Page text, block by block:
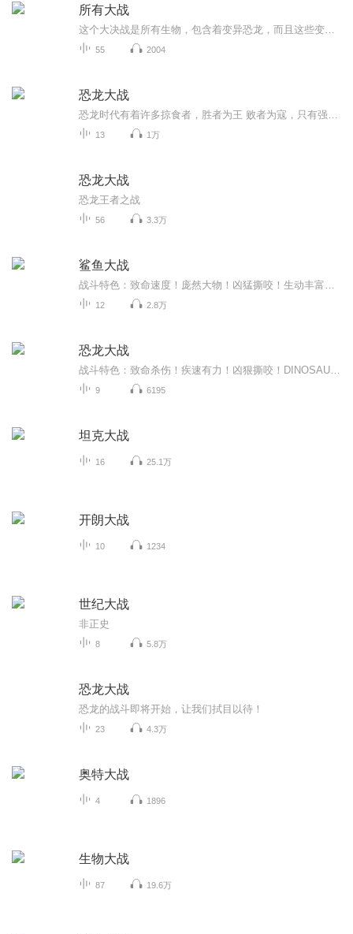
所有大战
55 2004
恐龙大战
13 1万
恐龙大战
恐龙王者之战
56 3.3万
鲨鱼大战
12 2.8万
恐龙大战
9 6195
坦克大战
16 25.1万
开朗大战
10 1234
世纪大战
非正史
8 5.8万
恐龙大战
恐龙的战斗即将开始，让我们拭目以待！
23 4.3万
奥特大战
4 1896
生物大战
87 19.6万